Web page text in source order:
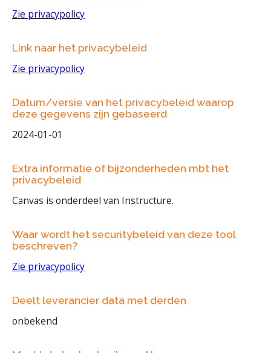
Zie privacypolicy
Link naar het privacybeleid
Zie privacypolicy
Datum/versie van het privacybeleid waarop
deze gegevens zijn gebaseerd
2024-01-01
Extra informatie of bijzonderheden mbt het
privacybeleid
Canvas is onderdeel van Instructure.
Waar wordt het securitybeleid van deze tool
beschreven?
Zie privacypolicy
Deelt leverancier data met derden
onbekend